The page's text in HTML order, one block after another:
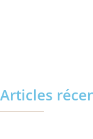
Articles